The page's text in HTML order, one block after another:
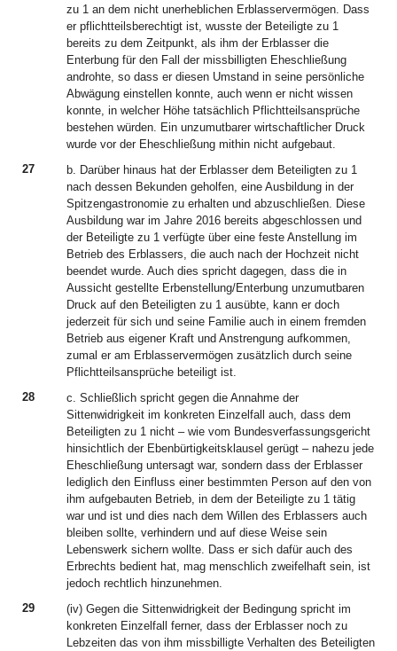
zu 1 an dem nicht unerheblichen Erblasservermögen. Dass
er pflichtteilsberechtigt ist, wusste der Beteiligte zu 1
bereits zu dem Zeitpunkt, als ihm der Erblasser die
Enterbung für den Fall der missbilligten Eheschließung
androhte, so dass er diesen Umstand in seine persönliche
Abwägung einstellen konnte, auch wenn er nicht wissen
konnte, in welcher Höhe tatsächlich Pflichtteilsansprüche
bestehen würden. Ein unzumutbarer wirtschaftlicher Druck
wurde vor der Eheschließung mithin nicht aufgebaut.
27
b. Darüber hinaus hat der Erblasser dem Beteiligten zu 1
nach dessen Bekunden geholfen, eine Ausbildung in der
Spitzengastronomie zu erhalten und abzuschließen. Diese
Ausbildung war im Jahre 2016 bereits abgeschlossen und
der Beteiligte zu 1 verfügte über eine feste Anstellung im
Betrieb des Erblassers, die auch nach der Hochzeit nicht
beendet wurde. Auch dies spricht dagegen, dass die in
Aussicht gestellte Erbenstellung/Enterbung unzumutbaren
Druck auf den Beteiligten zu 1 ausübte, kann er doch
jederzeit für sich und seine Familie auch in einem fremden
Betrieb aus eigener Kraft und Anstrengung aufkommen,
zumal er am Erblasservermögen zusätzlich durch seine
Pflichtteilsansprüche beteiligt ist.
28
c. Schließlich spricht gegen die Annahme der
Sittenwidrigkeit im konkreten Einzelfall auch, dass dem
Beteiligten zu 1 nicht – wie vom Bundesverfassungsgericht
hinsichtlich der Ebenbürtigkeitsklausel gerügt – nahezu jede
Eheschließung untersagt war, sondern dass der Erblasser
lediglich den Einfluss einer bestimmten Person auf den von
ihm aufgebauten Betrieb, in dem der Beteiligte zu 1 tätig
war und ist und dies nach dem Willen des Erblassers auch
bleiben sollte, verhindern und auf diese Weise sein
Lebenswerk sichern wollte. Dass er sich dafür auch des
Erbrechts bedient hat, mag menschlich zweifelhaft sein, ist
jedoch rechtlich hinzunehmen.
29
(iv) Gegen die Sittenwidrigkeit der Bedingung spricht im
konkreten Einzelfall ferner, dass der Erblasser noch zu
Lebzeiten das von ihm missbilligte Verhalten des Beteiligten